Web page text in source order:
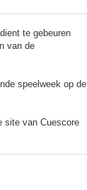
te gebeuren
van de
speelweek op de
site van Cuescore